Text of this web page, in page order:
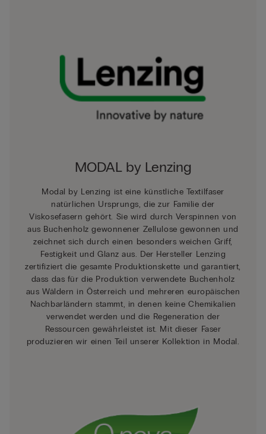
MODAL by Lenzing
Modal by Lenzing ist eine künstliche Textilfaser
natürlichen Ursprungs, die zur Familie der
Viskosefasern gehört. Sie wird durch Verspinnen von
aus Buchenholz gewonnener Zellulose gewonnen und
zeichnet sich durch einen besonders weichen Griff,
Festigkeit und Glanz aus. Der Hersteller Lenzing
zertifiziert die gesamte Produktionskette und garantiert,
dass das für die Produktion verwendete Buchenholz
aus Wäldern in Österreich und mehreren europäischen
Nachbarländern stammt, in denen keine Chemikalien
verwendet werden und die Regeneration der
Ressourcen gewährleistet ist. Mit dieser Faser
produzieren wir einen Teil unserer Kollektion in Modal.